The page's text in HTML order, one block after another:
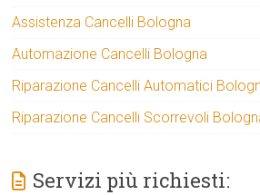
Assistenza Cancelli Bologna
Automazione Cancelli Bologna
Riparazione Cancelli Automatici
Riparazione Cancelli Scorrevoli
Servizi più richiesti: